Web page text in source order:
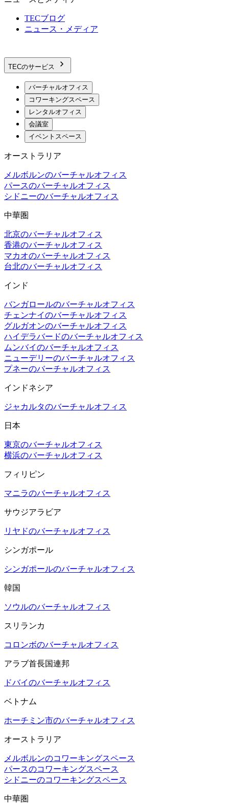
TECブログ
ニュース・メディア
TECのサービス
バーチャルオフィス
コワーキングスペース
レンタルオフィス
会議室
イベントスペース
オーストラリア
メルボルンのバーチャルオフィス
パースのバーチャルオフィス
シドニーのバーチャルオフィス
中華圏
北京のバーチャルオフィス
香港のバーチャルオフィス
マカオのバーチャルオフィス
台北のバーチャルオフィス
インド
バンガロールのバーチャルオフィス
チェンナイのバーチャルオフィス
グルガオンのバーチャルオフィス
ハイデラバードのバーチャルオフィス
ムンバイのバーチャルオフィス
ニューデリーのバーチャルオフィス
プネーのバーチャルオフィス
インドネシア
ジャカルタのバーチャルオフィス
日本
東京のバーチャルオフィス
横浜のバーチャルオフィス
フィリピン
マニラのバーチャルオフィス
サウジアラビア
リヤドのバーチャルオフィス
シンガポール
シンガポールのバーチャルオフィス
韓国
ソウルのバーチャルオフィス
スリランカ
コロンボのバーチャルオフィス
アラブ首長国連邦
ドバイのバーチャルオフィス
ベトナム
ホーチミン市のバーチャルオフィス
オーストラリア
メルボルンのコワーキングスペース
パースのコワーキングスペース
シドニーのコワーキングスペース
中華圏